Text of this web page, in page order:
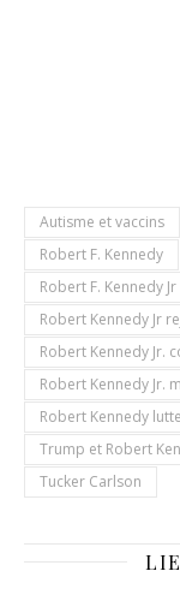
Autisme et vaccins
Robert F. Kennedy
Robert F. Kennedy
Robert Kennedy Jr
Robert Kennedy Jr.
Robert Kennedy Jr.
Robert Kennedy
Trump et Robert
Tucker Carlson